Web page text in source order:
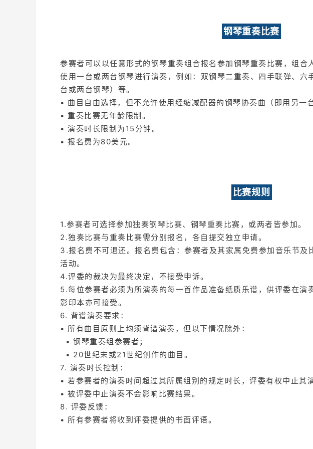
钢琴重奏比赛
参赛者可以以任意形式的钢琴重奏组合报名参加钢琴重奏比赛，组合
使用一台或两台钢琴进行演奏，例如：双钢琴二重奏、四手联弹、六
台或两台钢琴）等。
• 曲目自由选择，但不允许使用经缩减配器的钢琴协奏曲（即用另一
• 重奏比赛无年龄限制。
• 演奏时长限制为15分钟。
• 报名费为80美元。
比赛规则
1.参赛者可选择参加独奏钢琴比赛、钢琴重奏比赛，或两者皆参加。
2.独奏比赛与重奏比赛需分别报名，各自提交独立申请。
3.报名费不可退还。报名费包含：参赛者及其家属免费参加音乐节及
活动。
4.评委的裁决为最终决定，不接受申诉。
5.每位参赛者必须为所演奏的每一首作品准备纸质乐谱，供评委在演
影印本亦可接受。
6. 背谱演奏要求：
• 所有曲目原则上均须背谱演奏，但以下情况除外：
• 钢琴重奏组参赛者；
• 20世纪末或21世纪创作的曲目。
7. 演奏时长控制：
• 若参赛者的演奏时间超过其所属组别的规定时长，评委有权中止其演
• 被评委中止演奏不会影响比赛结果。
8. 评委反馈：
• 所有参赛者将收到评委提供的书面评语。